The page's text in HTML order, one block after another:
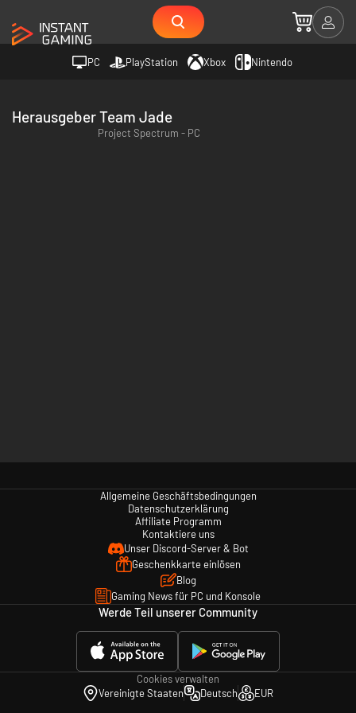
PC PlayStation Xbox Nintendo
Herausgeber Team Jade
Project Spectrum - PC
Allgemeine Geschäftsbedingungen
Datenschutzerklärung
Affiliate Programm
Kontaktiere uns
Unser Discord-Server & Bot
Geschenkkarte einlösen
Blog
Gaming News für PC und Konsole
Werde Teil unserer Community
Cookies verwalten
Vereinigte Staaten
Deutsch EUR